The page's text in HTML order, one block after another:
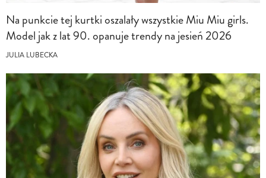
Na punkcie tej kurtki oszalały wszystkie Miu Miu girls.
Model jak z lat 90. opanuje trendy na jesień 2026
JULIA LUBECKA